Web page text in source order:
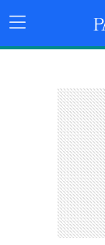
Menu
Principal